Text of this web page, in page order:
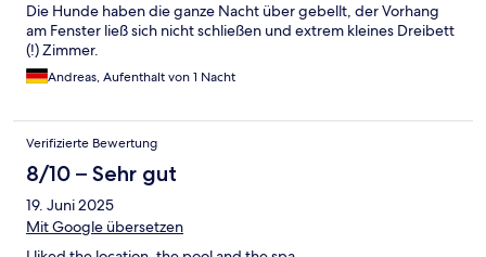
Die Hunde haben die ganze Nacht über gebellt, der Vorhang
am Fenster ließ sich nicht schließen und extrem kleines Dreibett
(!) Zimmer.
Andreas, Aufenthalt von 1 Nacht
Verifizierte Bewertung
8/10 – Sehr gut
19. Juni 2025
Mit Google übersetzen